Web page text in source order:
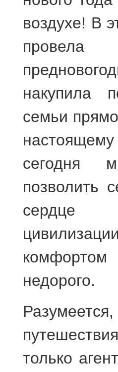
воздухе! В
провела
накупила
семьи
сегодня
позволить
сердце
недорого.
только